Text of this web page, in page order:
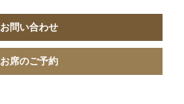
お問い合わせ
お席のご予約